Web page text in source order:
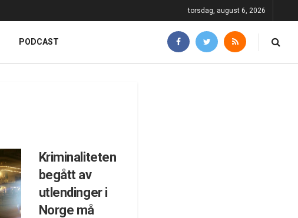
torsdag, august 6, 2026
PODCAST
Kriminaliteten
begått av
utlendinger i
Norge må